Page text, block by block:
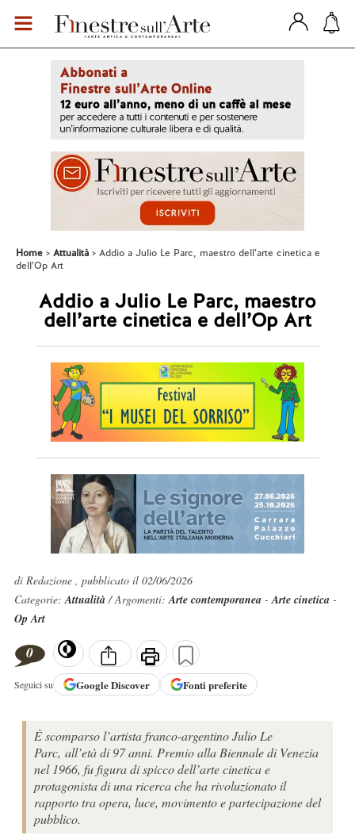
Home Attualità
Addio a Julio Le Parc, maestro dell’arte cinetica e
dell’Op Art
Addio a Julio Le Parc, maestro
dell’arte cinetica e dell’Op Art
di Redazione , pubblicato il 02/06/2026
Categorie:Attualità/ Argomenti:Arte contemporanea-Arte cinetica-
Op Art
0
Seguici su GoogleDiscover Fonti preferite
È scomparso l’artista franco-argentino Julio Le
Parc, all’età di 97 anni. Premio alla Biennale di Venezia
nel 1966, fu figura di spicco dell’arte cinetica e
protagonista di una ricerca che ha rivoluzionato il
rapporto tra opera, luce, movimento e partecipazione del
pubblico.